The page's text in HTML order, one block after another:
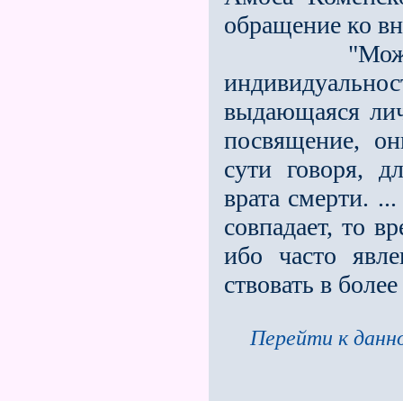
обращение ко
"Можно
выдающаяся
посвящение,
сути говоря,
врата смерти.
со­впадает, то
ибо часто
ствовать в
Перейти к